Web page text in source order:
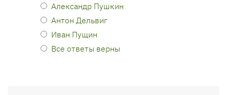
Александр Пушкин
Антон Дельвиг
Иван Пущин
Все ответы верны